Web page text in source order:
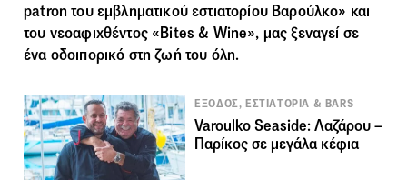
patron του εμβληματικού εστιατορίου Βαρούλκο» και
του νεοαφιχθέντος «Bites & Wine», μας ξεναγεί σε
ένα οδοιπορικό στη ζωή του όλη.
ΕΞΟΔΟΣ, ΕΣΤΙΑΤΟΡΙΑ & BARS
Varoulko Seaside: Λαζάρου –
Παρίκος σε μεγάλα κέφια